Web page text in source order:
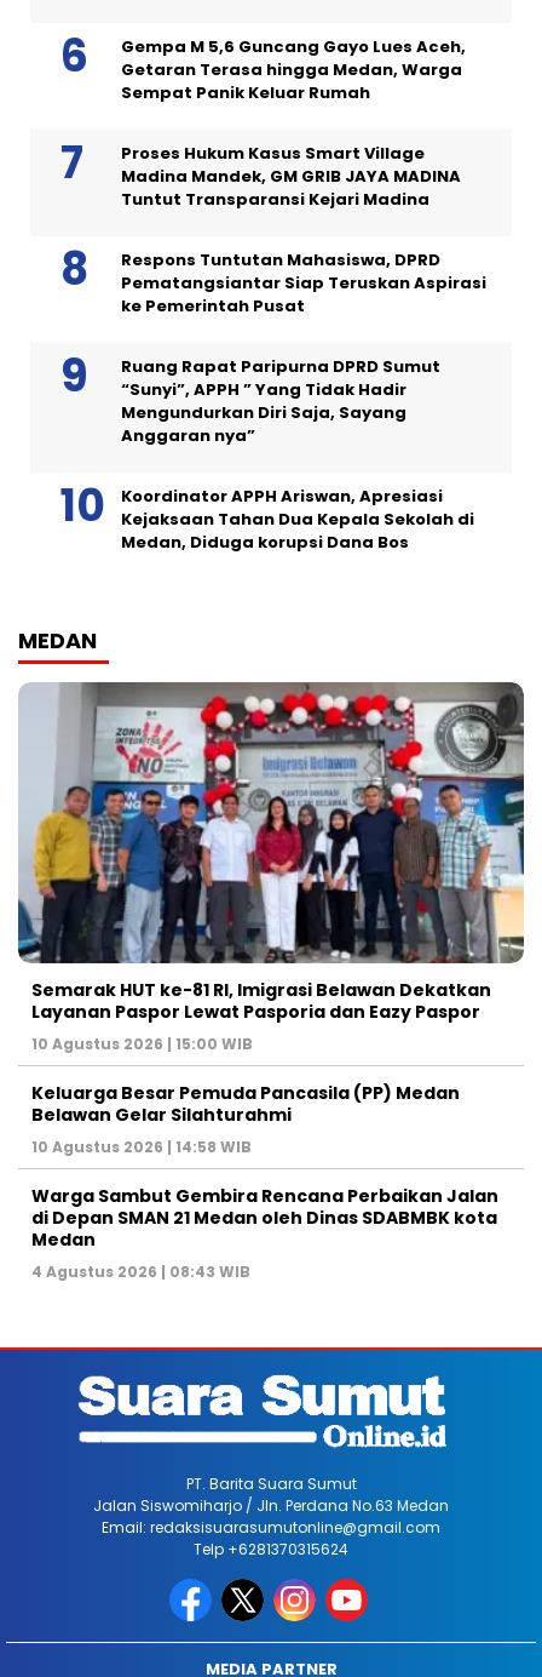
Gempa M 5,6 Guncang Gayo Lues Aceh,
Getaran Terasa hingga Medan, Warga
Sempat Panik Keluar Rumah
Proses Hukum Kasus Smart Village
Madina Mandek, GM GRIB JAYA MADINA
Tuntut Transparansi Kejari Madina
Respons Tuntutan Mahasiswa, DPRD
Pematangsiantar Siap Teruskan Aspirasi
ke Pemerintah Pusat
Ruang Rapat Paripurna DPRD Sumut
“Sunyi”, APPH ” Yang Tidak Hadir
Mengundurkan Diri Saja, Sayang
Anggaran nya”
Koordinator APPH Ariswan, Apresiasi
Kejaksaan Tahan Dua Kepala Sekolah di
Medan, Diduga korupsi Dana Bos
MEDAN
Semarak HUT ke-81 RI, Imigrasi Belawan Dekatkan
Layanan Paspor Lewat Pasporia dan Eazy Paspor
10 Agustus 2026 | 15:00 WIB
Keluarga Besar Pemuda Pancasila (PP) Medan
Belawan Gelar Silahturahmi
10 Agustus 2026 | 14:58 WIB
Warga Sambut Gembira Rencana Perbaikan Jalan
di Depan SMAN 21 Medan oleh Dinas SDABMBK kota
Medan
4 Agustus 2026 | 08:43 WIB
PT. Barita Suara Sumut
Jalan Siswomiharjo / Jln. Perdana No.63 Medan
Email: redaksisuarasumutonline@gmail.com
Telp +6281370315624
MEDIA PARTNER